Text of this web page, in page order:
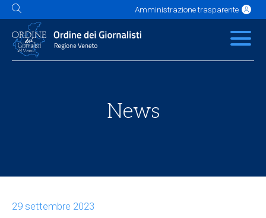
Amministrazione trasparente
L'Ordine News Servizi Albo
Contatti Link utili
News
29 settembre 2023